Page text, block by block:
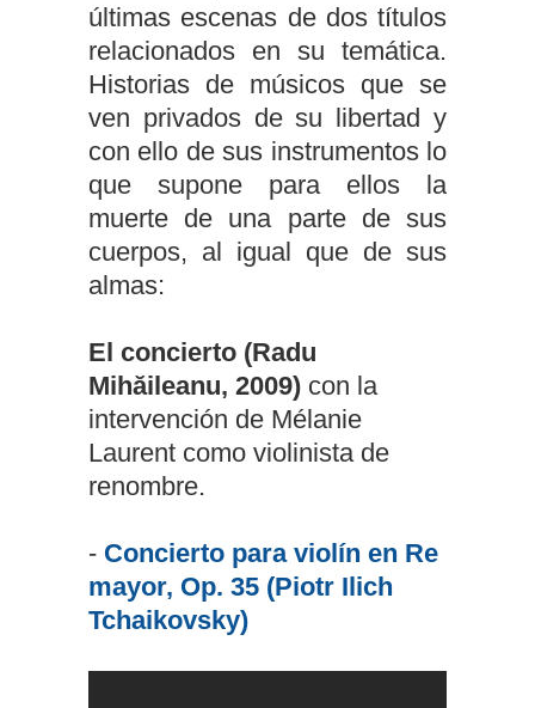
últimas escenas de dos títulos
relacionados en su temática.
Historias de músicos que se
ven privados de su libertad y
con ello de sus instrumentos lo
que supone para ellos la
muerte de una parte de sus
cuerpos, al igual que de sus
almas:
El concierto (Radu
Mihăileanu, 2009) con la
intervención de Mélanie
Laurent como violinista de
renombre.
- Concierto para violín en Re
mayor, Op. 35 (Piotr Ilich
Tchaikovsky)